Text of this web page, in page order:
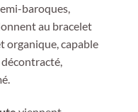
baroques,
au bracelet
organique, capable
décontracté,